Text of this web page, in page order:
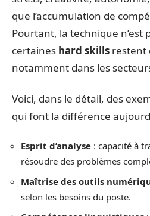
que l’accumulation de
Pourtant, la technique n’est
certaines hard skills restent
notamment dans les
Voici, dans le détail, des
qui font la différence
Esprit d’analyse : capacité à
résoudre des problèmes
Maîtrise des outils
selon les besoins du poste.